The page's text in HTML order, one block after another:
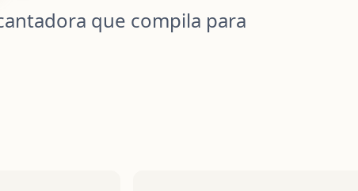
que compila para